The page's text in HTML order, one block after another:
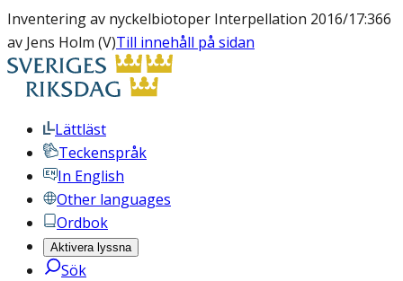
Inventering av nyckelbiotoper Interpellation 2016/17:366
av Jens Holm (V)Till innehåll på sidan
Lättläst
Teckenspråk
In English
Other languages
Ordbok
Aktivera lyssna
Sök